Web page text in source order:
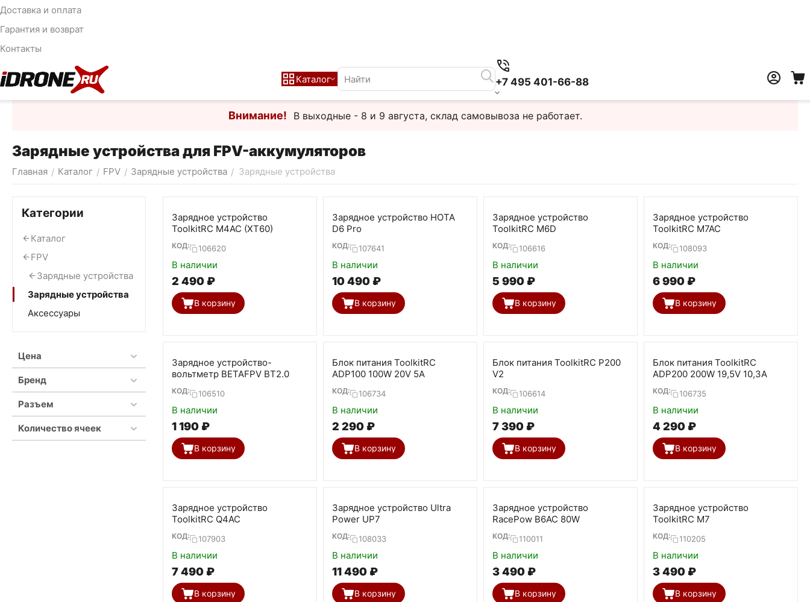
Доставка и оплата
Гарантия и возврат
Контакты
Каталог +7 495 401-66-88
Внимание! В выходные - 8 и 9 августа, склад самовывоза не работает.
Зарядные устройства для FPV-аккумуляторов
Главная / Каталог / FPV / Зарядные устройства / Зарядные устройства
Категории
Каталог
FPV
Зарядные устройства
Зарядные устройства
Аксессуары
Цена
Бренд
Разъем
Количество ячеек
Зарядное устройство
ToolkitRC M4AC (XT60)
КОД: 106620
В наличии
2 490 ₽
В корзину
Зарядное устройство HOTA
D6 Pro
КОД: 107641
В наличии
10 490 ₽
В корзину
Зарядное устройство
ToolkitRC M6D
КОД: 106616
В наличии
5 990 ₽
В корзину
Зарядное устройство
ToolkitRC M7AC
КОД: 108093
В наличии
6 990 ₽
В корзину
Зарядное устройство-
вольтметр BETAFPV BT2.0
КОД: 106510
В наличии
1 190 ₽
В корзину
Блок питания ToolkitRC
ADP100 100W 20V 5А
КОД: 106734
В наличии
2 290 ₽
В корзину
Блок питания ToolkitRC P200
V2
КОД: 106614
В наличии
7 390 ₽
В корзину
Блок питания ToolkitRC
ADP200 200W 19,5V 10,3А
КОД: 106735
В наличии
4 290 ₽
В корзину
Зарядное устройство
ToolkitRC Q4AC
КОД: 107903
В наличии
7 490 ₽
В корзину
Зарядное устройство Ultra
Power UP7
КОД: 108033
В наличии
11 490 ₽
В корзину
Зарядное устройство
RacePow B6AC 80W
КОД: 110011
В наличии
3 490 ₽
В корзину
Зарядное устройство
ToolkitRC M7
КОД: 110205
В наличии
3 490 ₽
В корзину